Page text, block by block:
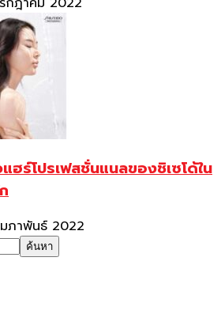
ฮร์โปรเฟสชั่นแนลของชิเซโด้ใน
มภาพันธ์ 2022